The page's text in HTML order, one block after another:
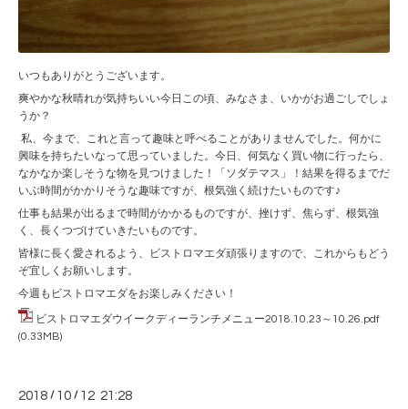
いつもありがとうございます。
爽やかな秋晴れが気持ちいい今日この頃、みなさま、いかがお過ごしでしょ
うか？
私、今まで、これと言って趣味と呼べることがありませんでした。何かに
興味を持ちたいなって思っていました。今日、何気なく買い物に行ったら、
なかなか楽しそうな物を見つけました！「ソダテマス」！結果を得るまでだ
いぶ時間がかかりそうな趣味ですが、根気強く続けたいものです♪
仕事も結果が出るまで時間がかかるものですが、挫けず、焦らず、根気強
く、長くつづけていきたいものです。
皆様に長く愛されるよう、ビストロマエダ頑張りますので、これからもどう
ぞ宜しくお願いします。
今週もビストロマエダをお楽しみください！
ビストロマエダウイークディーランチメニュー2018.10.23～10.26.pdf
(0.33MB)
2018 / 10 / 12 21:28